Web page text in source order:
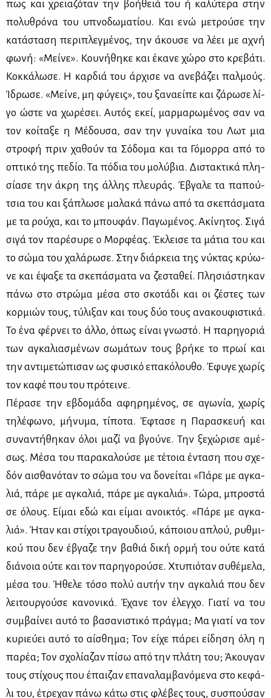
πως και χρεια­ζό­ταν την βο­ή­θειά του ή κα­λύ­τε­ρα στην
πο­λυ­θρό­να του υπνο­δω­μα­τί­ου. Και ενώ με­τρού­σε την
κα­τά­στα­ση πε­ρι­πλεγ­μέ­νος, την άκου­σε να λέ­ει με αχνή
φω­νή: «Μεί­νε». Κου­νή­θη­κε και έκα­νε χώ­ρο στο κρε­βά­τι.
Κοκ­κά­λω­σε. Η καρ­διά του άρ­χι­σε να ανε­βά­ζει παλ­μούς.
Ίδρω­σε. «Μεί­νε, μη φύ­γεις», του ξα­να­εί­πε και ζά­ρω­σε λί­
γο ώστε να χω­ρέ­σει. Αυ­τός εκεί, μαρ­μα­ρω­μέ­νος σαν να
τον κοί­τα­ξε η Μέ­δου­σα, σαν την γυ­ναί­κα του Λωτ μια
στρο­φή πριν χα­θούν τα Σό­δο­μα και τα Γό­μορ­ρα από το
οπτι­κό της πε­δίο. Τα πό­δια του μο­λύ­βια. Δι­στα­κτι­κά πλη­
σί­α­σε την άκρη της άλ­λης πλευ­ράς. Έβγα­λε τα πα­πού­
τσια του και ξά­πλω­σε μα­λα­κά πά­νω από τα σκε­πά­σμα­τα
με τα ρού­χα, και το μπου­φάν. Πα­γω­μέ­νος. Ακί­νη­τος. Σι­γά
σι­γά τον πα­ρέ­συ­ρε ο Μορ­φέ­ας. Έκλει­σε τα μά­τια του και
το σώ­μα του χα­λά­ρω­σε. Στην διάρ­κεια της νύ­κτας κρύ­ω­
νε και έψα­ξε τα σκε­πά­σμα­τα να ζε­στα­θεί. Πλη­σιά­στη­καν
πά­νω στο στρώ­μα μέ­σα στο σκο­τά­δι και οι ζέ­στες των
κορ­μιών τους, τύ­λι­ξαν και τους δύο τους ανα­κου­φι­στι­κά.
Το ένα φέρ­νει το άλ­λο, όπως εί­ναι γνω­στό. Η πα­ρη­γο­ριά
των αγκα­λια­σμέ­νων σω­μά­των τους βρή­κε το πρωί και
την αντι­με­τώ­πι­σαν ως φυ­σι­κό επα­κό­λου­θο. Έφυ­γε χω­ρίς
τον κα­φέ που του πρό­τει­νε.
Πέ­ρα­σε την εβδο­μά­δα αφη­ρη­μέ­νος, σε αγω­νία, χω­ρίς
τη­λέ­φω­νο, μή­νυ­μα, τί­πο­τα. Έφτα­σε η Πα­ρα­σκευή και
συ­να­ντή­θη­καν όλοι μα­ζί να βγού­νε. Την ξε­χώ­ρι­σε αμέ­
σως. Μέ­σα του πα­ρα­κα­λού­σε με τέ­τοια έντα­ση που σχε­
δόν αι­σθα­νό­ταν το σώ­μα του να δο­νεί­ται «Πά­ρε με αγκα­
λιά, πά­ρε με αγκα­λιά, πά­ρε με αγκα­λιά». Τώ­ρα, μπρο­στά
σε όλους. Εί­μαι εδώ και εί­μαι ανοι­κτός. «Πά­ρε με αγκα­
λιά». Ήταν και στί­χοι τρα­γου­διού, κά­ποιου απλού, ρυθ­μι­
κού που δεν έβγα­ζε την βα­θιά δι­κή ορ­μή του ού­τε κα­τά
διά­νοια ού­τε και τον πα­ρη­γο­ρού­σε. Χτυ­πιό­ταν συ­θέ­με­λα,
μέ­σα του. Ήθε­λε τό­σο πο­λύ αυ­τήν την αγκα­λιά που δεν
λει­τουρ­γού­σε κα­νο­νι­κά. Έχα­νε τον έλεγ­χο. Για­τί να του
συμ­βαί­νει αυ­τό το βα­σα­νι­στι­κό πράγ­μα; Μα για­τί να τον
κυ­ριεύ­ει αυ­τό το αί­σθη­μα; Τον εί­χε πά­ρει εί­δη­ση όλη η
πα­ρέα; Τον σχο­λί­α­ζαν πί­σω από την πλά­τη του; Άκου­γαν
τους στί­χους που έπαι­ζαν επα­να­λαμ­βα­νό­με­να στο κε­φά­
λι του, έτρε­χαν πά­νω κά­τω στις φλέ­βες τους, συ­σπού­σαν